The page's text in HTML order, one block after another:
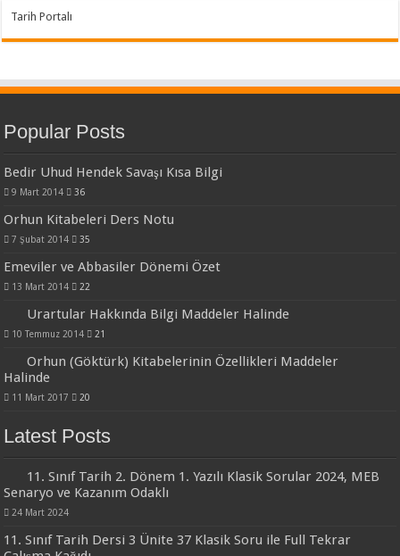
Tarih Portalı
Popular Posts
Bedir Uhud Hendek Savaşı Kısa Bilgi
9 Mart 2014 36
Orhun Kitabeleri Ders Notu
7 Şubat 2014 35
Emeviler ve Abbasiler Dönemi Özet
13 Mart 2014 22
Urartular Hakkında Bilgi Maddeler Halinde
10 Temmuz 2014 21
Orhun (Göktürk) Kitabelerinin Özellikleri Maddeler
Halinde
11 Mart 2017 20
Latest Posts
11. Sınıf Tarih 2. Dönem 1. Yazılı Klasik Sorular 2024, MEB
Senaryo ve Kazanım Odaklı
24 Mart 2024
11. Sınıf Tarih Dersi 3 Ünite 37 Klasik Soru ile Full Tekrar